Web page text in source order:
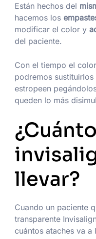
Están hechos del
hacemos los
modificar el color y
del paciente.
Con el tiempo el
podremos
estropeen
queden lo más
llevar?
Cuando un paciente
transparente
cuántos ataches va